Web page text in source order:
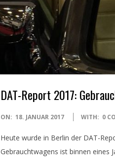
DAT-Report 2017:
2017-
18
ON: 18. JANUAR 2017 WITH: 0
Heute wurde in Berlin der DAT-
Gebrauchtwagens ist binnen eines